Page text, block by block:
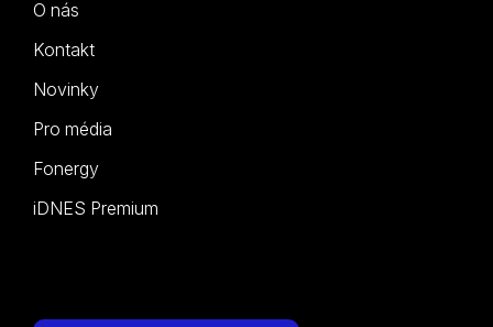
O nás
Kontakt
Novinky
Pro média
Fonergy
iDNES Premium